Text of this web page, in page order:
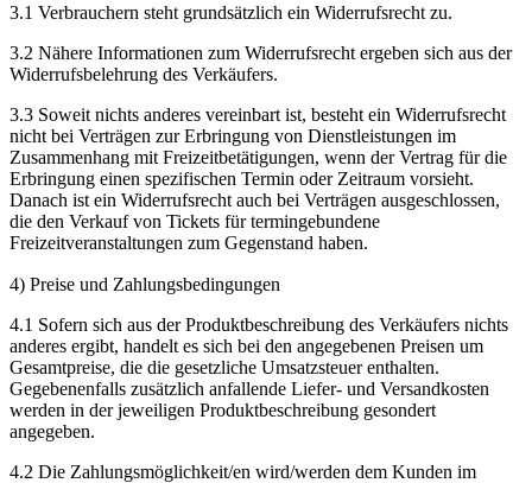
3.1 Verbrauchern steht grundsätzlich ein Widerrufsrecht zu.
3.2 Nähere Informationen zum Widerrufsrecht ergeben sich aus der
Widerrufsbelehrung des Verkäufers.
3.3 Soweit nichts anderes vereinbart ist, besteht ein Widerrufsrecht
nicht bei Verträgen zur Erbringung von Dienstleistungen im
Zusammenhang mit Freizeitbetätigungen, wenn der Vertrag für die
Erbringung einen spezifischen Termin oder Zeitraum vorsieht.
Danach ist ein Widerrufsrecht auch bei Verträgen ausgeschlossen,
die den Verkauf von Tickets für termingebundene
Freizeitveranstaltungen zum Gegenstand haben.
4) Preise und Zahlungsbedingungen
4.1 Sofern sich aus der Produktbeschreibung des Verkäufers nichts
anderes ergibt, handelt es sich bei den angegebenen Preisen um
Gesamtpreise, die die gesetzliche Umsatzsteuer enthalten.
Gegebenenfalls zusätzlich anfallende Liefer- und Versandkosten
werden in der jeweiligen Produktbeschreibung gesondert
angegeben.
4.2 Die Zahlungsmöglichkeit/en wird/werden dem Kunden im